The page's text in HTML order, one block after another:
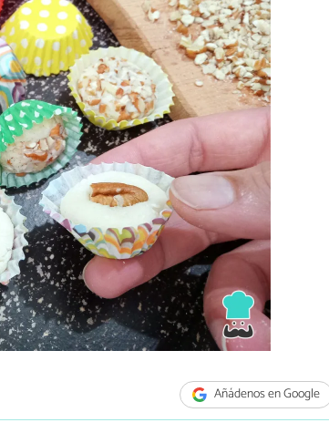
Añádenos en Google